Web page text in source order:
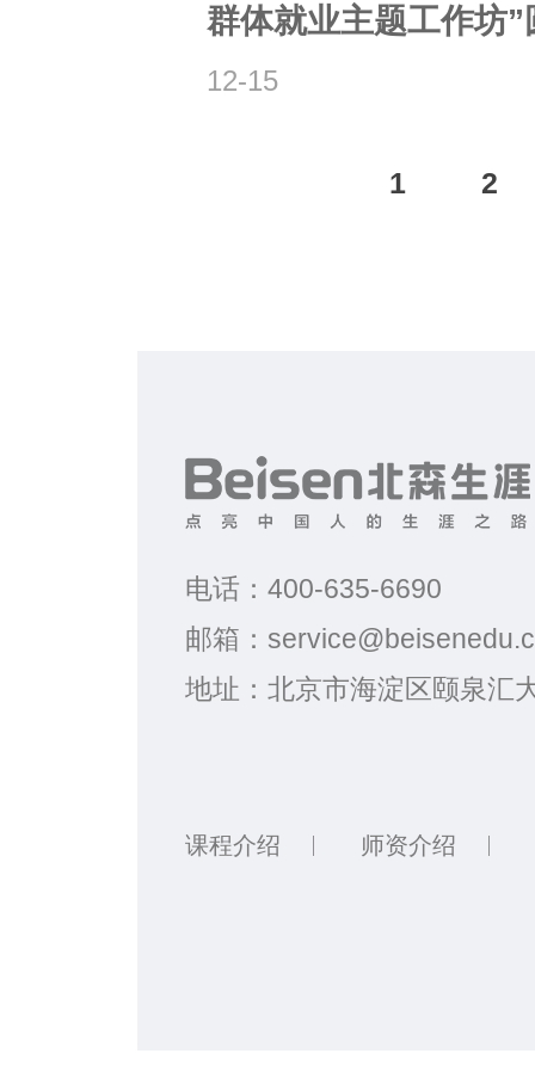
群体就业主题工作坊”
12-15
1 2
电话： 400-635-6690
邮箱：
地址： 北京市海淀区颐泉汇
课程介绍 师资介绍